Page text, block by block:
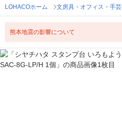
LOHACOホーム 文房具・オフィス・手芸
熊本地震の影響について